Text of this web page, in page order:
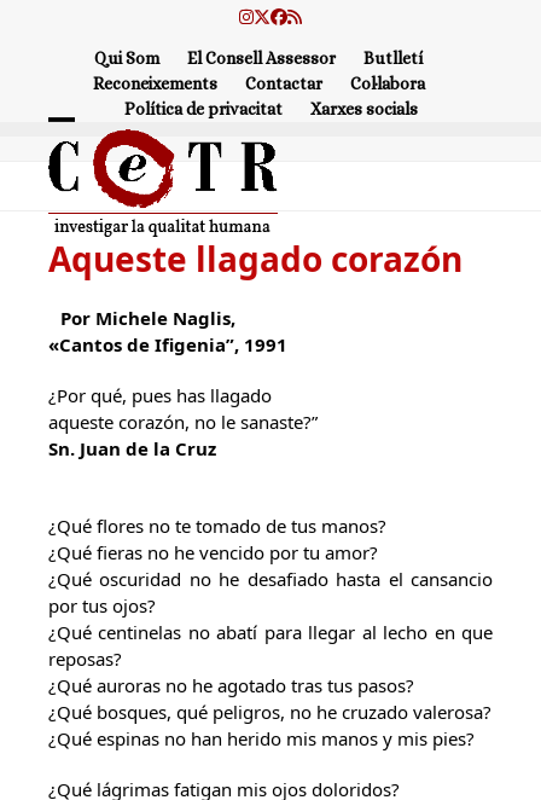
Instagram
Twitter
Facebook
RSS
Qui Som El Consell Assessor
Butlletí
Reconeixements
Contactar
Col·labora
Política de privacitat
Xarxes socials
Open
mobile
menu
Close
mobile
menu
Aqueste llagado corazón
Por Michele Naglis,
«Cantos de Ifigenia”, 1991
¿Por qué, pues has llagado
aqueste corazón, no le sanaste?”
Sn. Juan de la Cruz
¿Qué flores no te tomado de tus manos?
¿Qué fieras no he vencido por tu amor?
¿Qué oscuridad no he desafiado hasta el cansancio
por tus ojos?
¿Qué centinelas no abatí para llegar al lecho en que
reposas?
¿Qué auroras no he agotado tras tus pasos?
¿Qué bosques, qué peligros, no he cruzado valerosa?
¿Qué espinas no han herido mis manos y mis pies?
¿Qué lágrimas fatigan mis ojos doloridos?